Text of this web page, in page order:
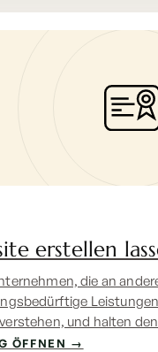
erstellen
die an
und halten
ÖFFNEN →